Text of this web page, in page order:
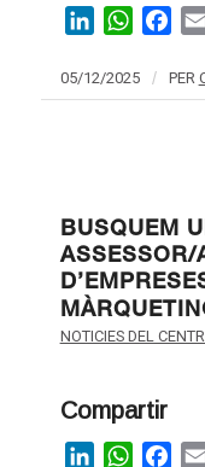
LinkedIn
05/12/2025 / PER
BUSQUEM
ASSESSOR/
NOTICIES DEL
Compartir
LinkedIn